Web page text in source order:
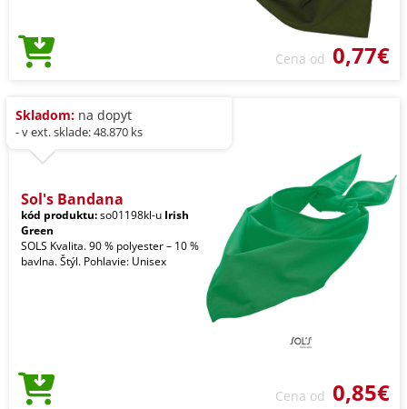
Cena od 0,77€
Skladom: na dopyt
- v ext. sklade: 48.870 ks
Sol's Bandana
kód produktu:so01198kl-u Irish
Green
SOLS Kvalita. 90 % polyester – 10 %
bavlna. Štýl. Pohlavie: Unisex
Cena od 0,85€